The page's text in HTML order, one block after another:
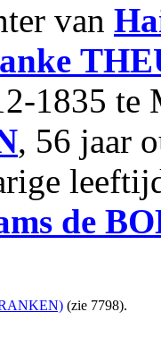
van
1835 te
, 56 jaar
de
(zie 7798).